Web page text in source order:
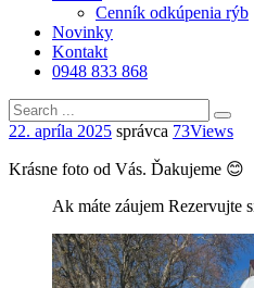
Cenník odkúpenia rýb
Novinky
Kontakt
0948 833 868
22. apríla 2025 správca 73Views
Krásne foto od Vás. Ďakujeme 😊
Ak máte záujem Rezervujte